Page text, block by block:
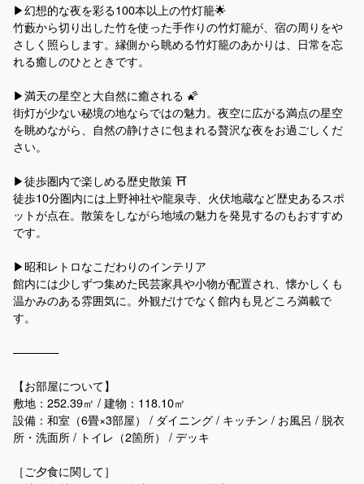
▶幻想的な夜を彩る100本以上の竹灯籠🌟
竹藪から切り出した竹を使った手作りの竹灯籠が、宿の周りをや
さしく照らします。縁側から眺める竹灯籠のあかりは、日常を忘
れる癒しのひとときです。
▶満天の星空と大自然に癒される 🌠
街灯が少ない秘境の地ならではの魅力。夜空に広がる満点の星空
を眺めながら、自然の静けさに包まれる贅沢な夜をお過ごしくだ
さい。
▶徒歩圏内で楽しめる歴史散策 ⛩
徒歩10分圏内には上野神社や龍泉寺、火伏地蔵など歴史あるスポ
ットが点在。散策をしながら地域の魅力を発見するのもおすすめ
です。
▶昭和レトロなこだわりのインテリア
館内には少しずつ集めた民芸家具や小物が配置され、懐かしくも
温かみのある雰囲気に。外観だけでなく館内も見どころ満載で
す。
————
【お部屋について】
敷地：252.39㎡ / 建物：118.10㎡
設備：和室（6畳×3部屋） / ダイニング / キッチン / お風呂 / 脱衣
所・洗面所 / トイレ（2箇所） / デッキ
［ご夕食に関して］